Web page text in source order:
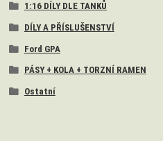
1:16 DÍLY DLE TANKŮ
DÍLY A PŘÍSLUŠENSTVÍ
Ford GPA
PÁSY + KOLA + TORZNÍ RAMEN
Ostatní